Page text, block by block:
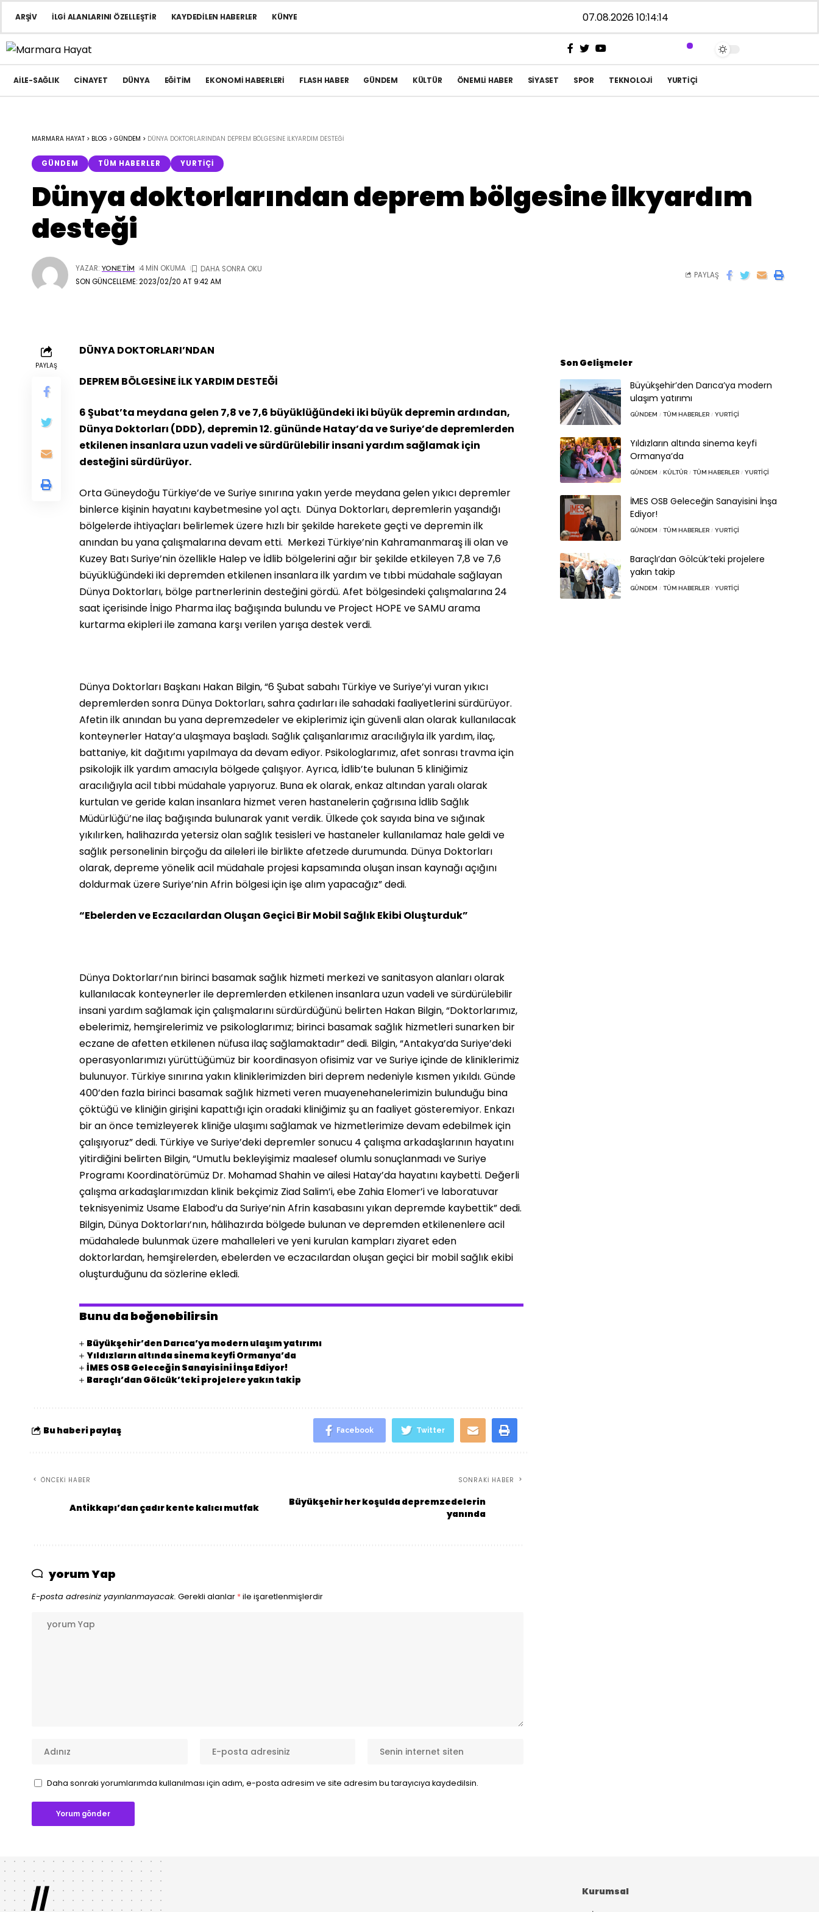
ARŞIV İLGI ALANLARINI ÖZELLEŞTIR KAYDEDILEN HABERLER KÜNYE 07.08.2026 10:14:14
AILE-SAĞLIK CINAYET DÜNYA EĞITIM EKONOMI HABERLERI FLASH HABER GÜNDEM KÜLTÜR ÖNEMLI HABER SIYASET SPOR TEKNOLOJI YURTIÇI
MARMARA HAYAT > BLOG > GÜNDEM > DÜNYA DOKTORLARINDAN DEPREM BÖLGESINE ILKYARDIM DESTEĞI
GÜNDEM TÜM HABERLER YURTIÇI
Dünya doktorlarından deprem bölgesine ilkyardım
desteği
SON GÜNCELLEME: 2023/02/20 AT 9:42 AM
YAZAR: YONETIM 4 MIN OKUMA
PAYLAŞ
PAYLAŞ
DÜNYA DOKTORLARI’NDAN
DEPREM BÖLGESİNE İLK YARDIM DESTEĞİ
6 Şubat’ta meydana gelen 7,8 ve 7,6 büyüklüğündeki iki büyük depremin ardından,
Dünya Doktorları (DDD), depremin 12. gününde Hatay’da ve Suriye’de depremlerden
etkilenen insanlara uzun vadeli ve sürdürülebilir insani yardım sağlamak için
desteğini sürdürüyor.
Orta Güneydoğu Türkiye’de ve Suriye sınırına yakın yerde meydana gelen yıkıcı depremler
binlerce kişinin hayatını kaybetmesine yol açtı. Dünya Doktorları, depremlerin yaşandığı
bölgelerde ihtiyaçları belirlemek üzere hızlı bir şekilde harekete geçti ve depremin ilk
anından bu yana çalışmalarına devam etti. Merkezi Türkiye’nin Kahramanmaraş ili olan ve
Kuzey Batı Suriye’nin özellikle Halep ve İdlib bölgelerini ağır bir şekilde etkileyen 7,8 ve 7,6
büyüklüğündeki iki depremden etkilenen insanlara ilk yardım ve tıbbi müdahale sağlayan
Dünya Doktorları, bölge partnerlerinin desteğini gördü. Afet bölgesindeki çalışmalarına 24
saat içerisinde İnigo Pharma ilaç bağışında bulundu ve Project HOPE ve SAMU arama
kurtarma ekipleri ile zamana karşı verilen yarışa destek verdi.
Dünya Doktorları Başkanı Hakan Bilgin, “6 Şubat sabahı Türkiye ve Suriye’yi vuran yıkıcı
depremlerden sonra Dünya Doktorları, sahra çadırları ile sahadaki faaliyetlerini sürdürüyor.
Afetin ilk anından bu yana depremzedeler ve ekiplerimiz için güvenli alan olarak kullanılacak
konteynerler Hatay’a ulaşmaya başladı. Sağlık çalışanlarımız aracılığıyla ilk yardım, ilaç,
battaniye, kit dağıtımı yapılmaya da devam ediyor. Psikologlarımız, afet sonrası travma için
psikolojik ilk yardım amacıyla bölgede çalışıyor. Ayrıca, İdlib’te bulunan 5 kliniğimiz
aracılığıyla acil tıbbi müdahale yapıyoruz. Buna ek olarak, enkaz altından yaralı olarak
kurtulan ve geride kalan insanlara hizmet veren hastanelerin çağrısına İdlib Sağlık
Müdürlüğü’ne ilaç bağışında bulunarak yanıt verdik. Ülkede çok sayıda bina ve sığınak
yıkılırken, halihazırda yetersiz olan sağlık tesisleri ve hastaneler kullanılamaz hale geldi ve
sağlık personelinin birçoğu da aileleri ile birlikte afetzede durumunda. Dünya Doktorları
olarak, depreme yönelik acil müdahale projesi kapsamında oluşan insan kaynağı açığını
doldurmak üzere Suriye’nin Afrin bölgesi için işe alım yapacağız” dedi.
“Ebelerden ve Eczacılardan Oluşan Geçici Bir Mobil Sağlık Ekibi Oluşturduk”
Dünya Doktorları’nın birinci basamak sağlık hizmeti merkezi ve sanitasyon alanları olarak
kullanılacak konteynerler ile depremlerden etkilenen insanlara uzun vadeli ve sürdürülebilir
insani yardım sağlamak için çalışmalarını sürdürdüğünü belirten Hakan Bilgin, “Doktorlarımız,
ebelerimiz, hemşirelerimiz ve psikologlarımız; birinci basamak sağlık hizmetleri sunarken bir
eczane de afetten etkilenen nüfusa ilaç sağlamaktadır” dedi. Bilgin, “Antakya’da Suriye’deki
operasyonlarımızı yürüttüğümüz bir koordinasyon ofisimiz var ve Suriye içinde de kliniklerimiz
bulunuyor. Türkiye sınırına yakın kliniklerimizden biri deprem nedeniyle kısmen yıkıldı. Günde
400’den fazla birinci basamak sağlık hizmeti veren muayenehanelerimizin bulunduğu bina
çöktüğü ve kliniğin girişini kapattığı için oradaki kliniğimiz şu an faaliyet gösteremiyor. Enkazı
bir an önce temizleyerek kliniğe ulaşımı sağlamak ve hizmetlerimize devam edebilmek için
çalışıyoruz” dedi. Türkiye ve Suriye’deki depremler sonucu 4 çalışma arkadaşlarının hayatını
yitirdiğini belirten Bilgin, “Umutlu bekleyişimiz maalesef olumlu sonuçlanmadı ve Suriye
Programı Koordinatörümüz Dr. Mohamad Shahin ve ailesi Hatay’da hayatını kaybetti. Değerli
çalışma arkadaşlarımızdan klinik bekçimiz Ziad Salim’i, ebe Zahia Elomer’i ve laboratuvar
teknisyenimiz Usame Elabod’u da Suriye’nin Afrin kasabasını yıkan depremde kaybettik” dedi.
Bilgin, Dünya Doktorları’nın, hâlihazırda bölgede bulunan ve depremden etkilenenlere acil
müdahalede bulunmak üzere mahalleleri ve yeni kurulan kampları ziyaret eden
doktorlardan, hemşirelerden, ebelerden ve eczacılardan oluşan geçici bir mobil sağlık ekibi
oluşturduğunu da sözlerine ekledi.
Bunu da beğenebilirsin
Büyükşehir’den Darıca’ya modern ulaşım yatırımı
Yıldızların altında sinema keyfi Ormanya’da
İMES OSB Geleceğin Sanayisini İnşa Ediyor!
Baraçlı’dan Gölcük’teki projelere yakın takip
Bu haberi paylaş Facebook Twitter
ÖNCEKI HABER
Antikkapı’dan çadır kente kalıcı mutfak
SONRAKI HABER
Büyükşehir her koşulda depremzedelerin
yanında
yorum Yap
E-posta adresiniz yayınlanmayacak. Gerekli alanlar *ile işaretlenmişlerdir
Daha sonraki yorumlarımda kullanılması için adım, e-posta adresim ve site adresim bu tarayıcıya kaydedilsin.
Son Gelişmeler
Büyükşehir’den Darıca’ya modern
ulaşım yatırımı
GÜNDEM TÜM HABERLER YURTIÇI
Yıldızların altında sinema keyfi
Ormanya’da
GÜNDEM KÜLTÜR TÜM HABERLER YURTIÇI
İMES OSB Geleceğin Sanayisini İnşa
Ediyor!
GÜNDEM TÜM HABERLER YURTIÇI
Baraçlı’dan Gölcük’teki projelere
yakın takip
GÜNDEM TÜM HABERLER YURTIÇI
// Kurumsal